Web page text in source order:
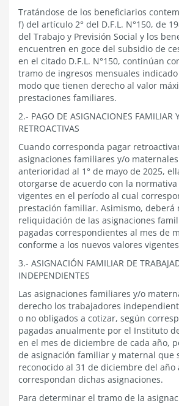
Tratándose de los beneficiarios
f) del artículo 2° del D.F.L. N°150, de
del Trabajo y Previsión Social y los
encuentren en goce del subsidio de
en el citado D.F.L. N°150, continúan
tramo de ingresos mensuales
modo que tienen derecho al valor
prestaciones familiares.
2.- PAGO DE ASIGNACIONES FAMILIAR
RETROACTIVAS
Cuando corresponda pagar
asignaciones familiares y/o
anterioridad al 1° de mayo de 2025,
otorgarse de acuerdo con la normativa
vigentes en el período al cual
prestación familiar. Asimismo, deberá
reliquidación de las asignaciones
pagadas correspondientes al mes de
conforme a los nuevos valores
3.- ASIGNACIÓN FAMILIAR DE
INDEPENDIENTES
Las asignaciones familiares y/o
derecho los trabajadores
o no obligados a cotizar, según
pagadas anualmente por el Instituto
en el mes de diciembre de cada año,
de asignación familiar y maternal que
reconocido al 31 de diciembre del año
correspondan dichas asignaciones.
Para determinar el tramo de la